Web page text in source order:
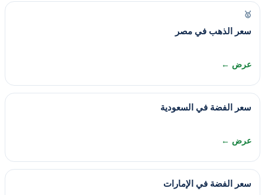
🥇
سعر الذهب في مصر
عرض ←
سعر الفضة في السعودية
عرض ←
سعر الفضة في الإمارات